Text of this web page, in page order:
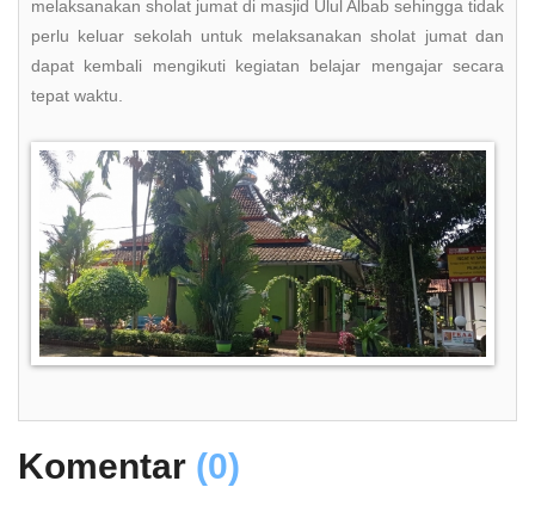
melaksanakan sholat jumat di masjid Ulul Albab sehingga tidak
perlu keluar sekolah untuk melaksanakan sholat jumat dan
dapat kembali mengikuti kegiatan belajar mengajar secara
tepat waktu.
Komentar (0)